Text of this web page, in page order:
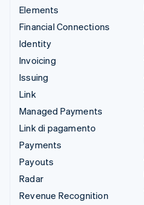
Elements
Financial Connections
Identity
Invoicing
Issuing
Link
Managed Payments
Link di pagamento
Payments
Payouts
Radar
Revenue Recognition